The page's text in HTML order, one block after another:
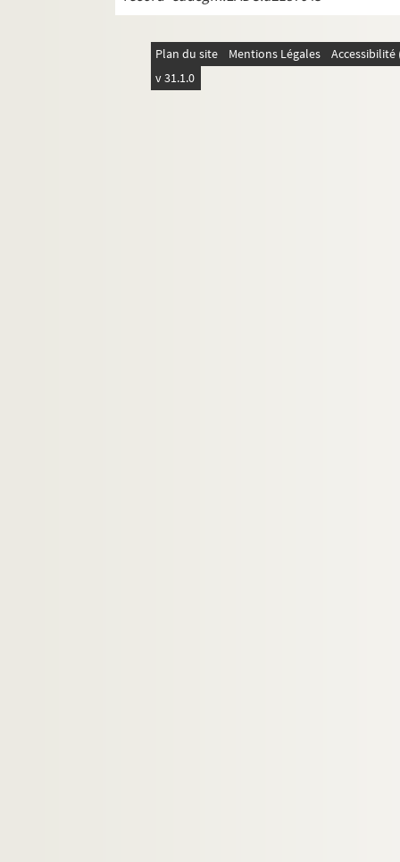
Plan du site Mentions Légales
v 31.1.0